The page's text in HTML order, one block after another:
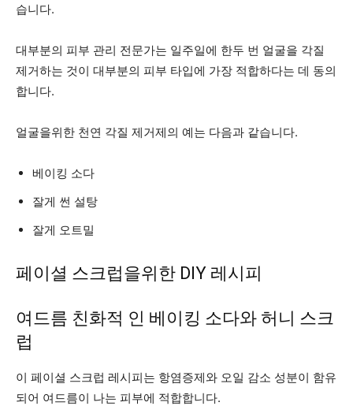
습니다.
대부분의 피부 관리 전문가는 일주일에 한두 번 얼굴을 각질
제거하는 것이 대부분의 피부 타입에 가장 적합하다는 데 동의
합니다.
얼굴을위한 천연 각질 제거제의 예는 다음과 같습니다.
베이킹 소다
잘게 썬 설탕
잘게 오트밀
페이셜 스크럽을위한 DIY 레시피
여드름 친화적 인 베이킹 소다와 허니 스크
럽
이 페이셜 스크럽 레시피는 항염증제와 오일 감소 성분이 함유
되어 여드름이 나는 피부에 적합합니다.